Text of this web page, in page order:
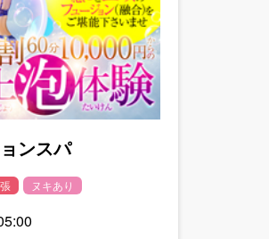
ンスパ
ヌキあり